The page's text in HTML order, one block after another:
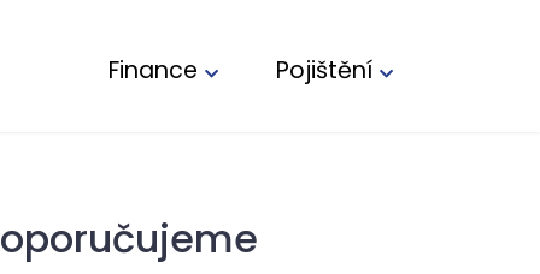
Finance Pojištění